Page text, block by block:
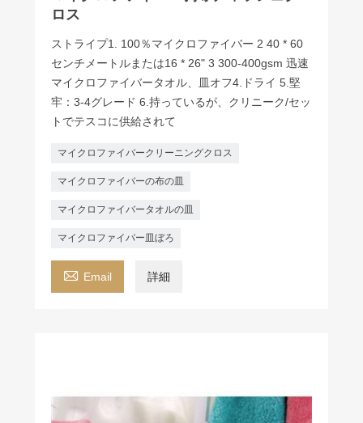
ロス
ストライプ1. 100％マイクロファイバー 2 40 * 60
センチメートルまたは16 * 26" 3 300-400gsm 迅速
マイクロファイバータオル、皿オフ4.ドライ 5.堅
牢：3-4グレード 6.持っているが、クリニーク/セッ
トでテスコに供給されて
マイクロファイバークリーニングクロス
マイクロファイバーの布の皿
マイクロファイバータオルの皿
マイクロファイバー皿ぼろ
 Email 詳細